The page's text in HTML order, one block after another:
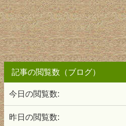
記事の閲覧数（ブログ）
今日の閲覧数:
昨日の閲覧数: